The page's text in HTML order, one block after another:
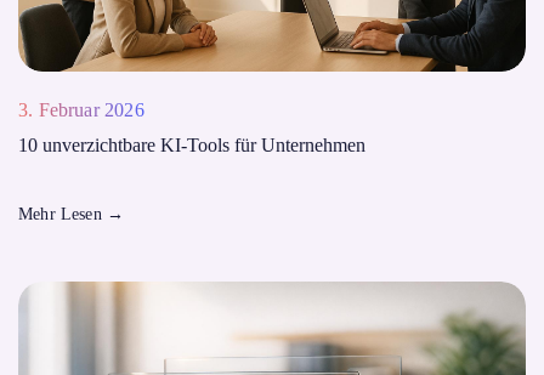
3. Februar 2026
10 unverzichtbare KI-Tools für Unternehmen
Mehr Lesen →